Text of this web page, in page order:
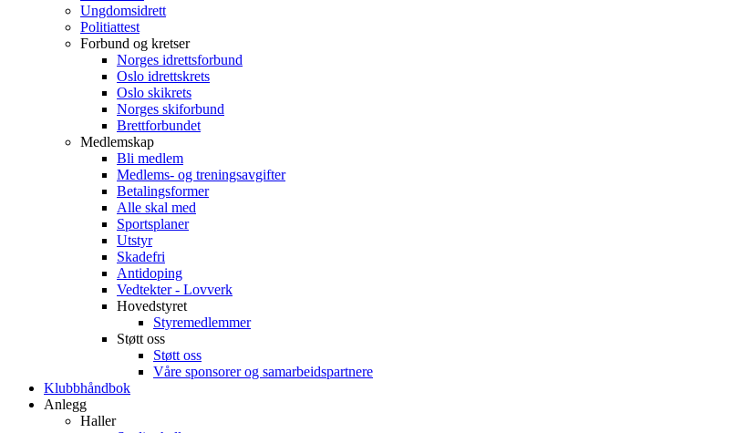
Ungdomsidrett
Politiattest
Forbund og kretser
Norges idrettsforbund
Oslo idrettskrets
Oslo skikrets
Norges skiforbund
Brettforbundet
Medlemskap
Bli medlem
Medlems- og treningsavgifter
Betalingsformer
Alle skal med
Sportsplaner
Utstyr
Skadefri
Antidoping
Vedtekter - Lovverk
Hovedstyret
Styremedlemmer
Støtt oss
Støtt oss
Våre sponsorer og samarbeidspartnere
Klubbhåndbok
Anlegg
Haller